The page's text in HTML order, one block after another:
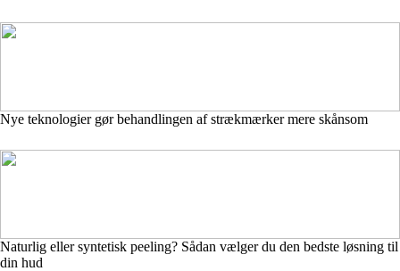
Nye teknologier gør behandlingen af strækmærker mere skånsom
Naturlig eller syntetisk peeling? Sådan vælger du den bedste løsning til
din hud